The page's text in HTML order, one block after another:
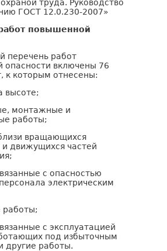
труда. Руководство
ГОСТ 12.0.230-2007»
повышенной
перечень работ
опасности включены 76
к которым отнесены:
высоте;
монтажные и
работы;
вращающихся
и движущихся частей
с опасностью
электрическим
с эксплуатацией
под избыточным
другие работы.